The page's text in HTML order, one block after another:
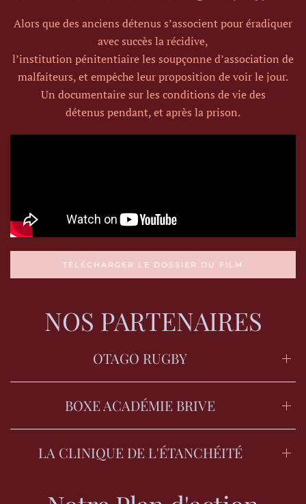
Alors que des anciens détenus s’associent pour éradiquer
avec succès la récidive,
l’institution pénitentiaire les soupçonne d’association de
malfaiteurs, et empêche leur proposition de voir le jour.
Un documentaire sur les conditions de vie des
détenus pendant, et après la prison.
TÉLÉCHARGER LE DOSSIER DU FILM
NOS PARTENAIRES
OTAGO RUGBY
BOXE ACADÉMIE BRIVE
LA CLINIQUE DE L'ÉTANCHÉITÉ